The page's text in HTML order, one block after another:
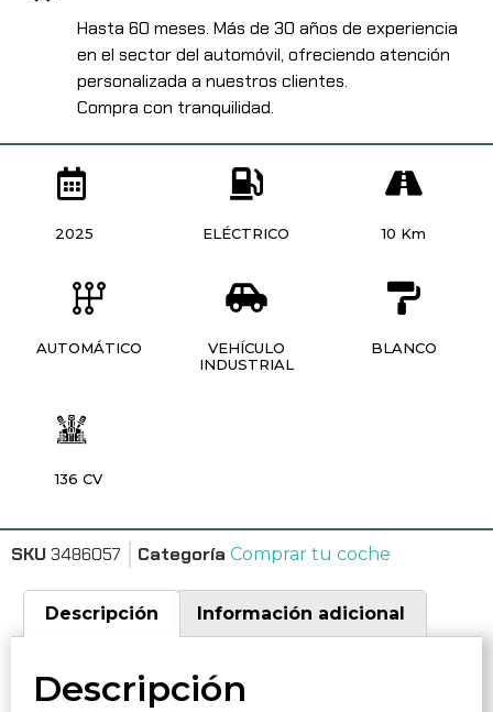
Hasta 60 meses. Más de 30 años de experiencia
en el sector del automóvil, ofreciendo atención
personalizada a nuestros clientes.
Compra con tranquilidad.
2025 ELÉCTRICO 10 Km
AUTOMÁTICO
VEHÍCULO
INDUSTRIAL
BLANCO
136 CV
SKU 3486057 Categoría Comprar tu coche
Descripción Información adicional
Descripción